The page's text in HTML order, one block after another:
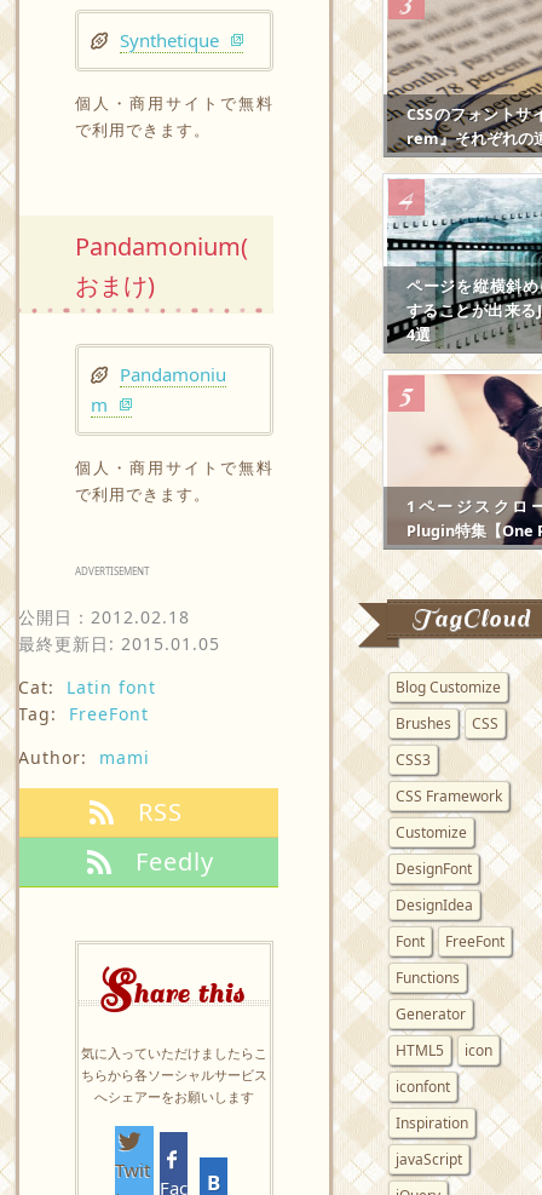
Synthetique
個人・商用サイトで無料
で利用できます。
Pandamonium(
おまけ)
Pandamoniu
m
個人・商用サイトで無料
で利用できます。
ADVERTISEMENT
公開日： 2012.02.18
最終更新日: 2015.01.05
Cat:
Latin font
Tag:
FreeFont
Author:
mami
RSS
Feedly
Share this
気に入っていただけましたらこ
ちらから各ソーシャルサービス
へシェアーをお願いします
Twit
Fac
CSSのフォント
rem』それぞれの
ページを縦横斜
することが出来
4選
1ページスクロ
Plugin特集【One
TagCloud
Blog Customize
Brushes
CSS
CSS3
CSS Framework
Customize
DesignFont
DesignIdea
Font
FreeFont
Functions
Generator
HTML5
icon
iconfont
Inspiration
javaScript